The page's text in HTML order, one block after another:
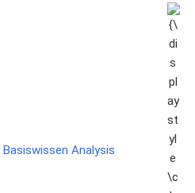
Basiswissen Analysis